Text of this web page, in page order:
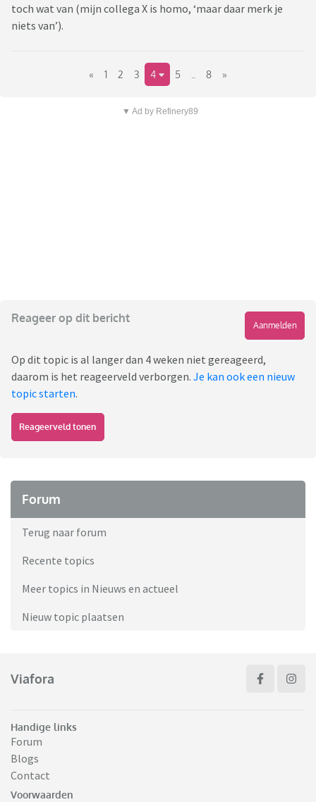
toch wat van (mijn collega X is homo, ‘maar daar merk je
niets van’).
« 1 2 3 4 5 8 »
▼ Ad by Refinery89
Reageer op dit bericht
Aanmelden
Op dit topic is al langer dan 4 weken niet gereageerd,
daarom is het reageerveld verborgen. Je kan ook een nieuw
topic starten.
Reageerveld tonen
Forum
Terug naar forum
Recente topics
Meer topics in Nieuws en actueel
Nieuw topic plaatsen
Viafora
Handige links
Forum
Blogs
Contact
Voorwaarden